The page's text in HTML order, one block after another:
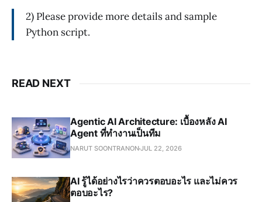
2) Please provide more details and sample
Python script.
READ NEXT
Agentic AI Architecture: เบื้องหลัง AI
Agent ที่ทำงานเป็นทีม
NARUT SOONTRANONJUL 22, 2026
AI รู้ได้อย่างไรว่าควรตอบอะไร และไม่ควร
ตอบอะไร?